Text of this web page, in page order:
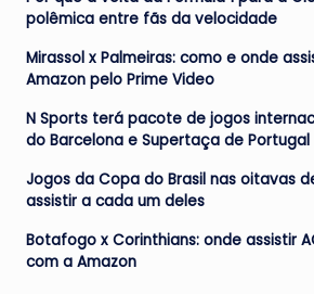
polêmica entre fãs da velocidade
Mirassol x Palmeiras: como e onde
Amazon pelo Prime Video
N Sports terá pacote de jogos
do Barcelona e Supertaça de Portugal
Jogos da Copa do Brasil nas oitavas
assistir a cada um deles
Botafogo x Corinthians: onde assistir
com a Amazon